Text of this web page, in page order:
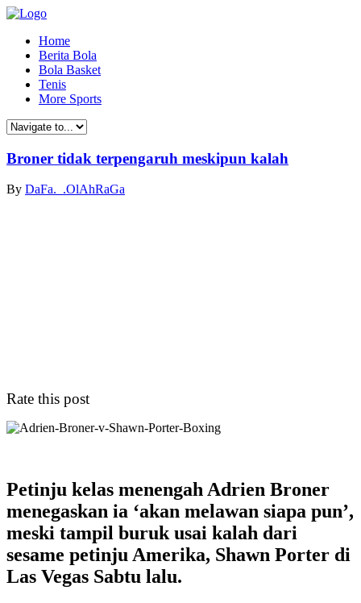
Home
Berita Bola
Bola Basket
Tenis
More Sports
Broner tidak terpengaruh meskipun kalah
By DaFa._.OlAhRaGa
Rate this post
Petinju kelas menengah Adrien Broner
menegaskan ia ‘akan melawan siapa pun’,
meski tampil buruk usai kalah dari
sesame petinju Amerika, Shawn Porter di
Las Vegas Sabtu lalu.